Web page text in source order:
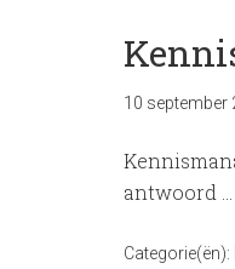
10 september
antwoord …